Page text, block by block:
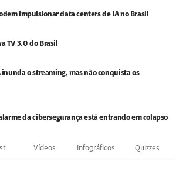
impulsionar data centers de IA no Brasil
TV 3.0 do Brasil
o streaming, mas não conquista os
da cibersegurança está entrando em colapso
Vídeos Infográficos Quizzes